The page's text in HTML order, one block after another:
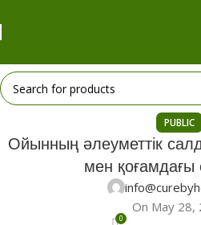
PUBLIC
Ойынның әлеуметтік
мен қоғамдағы
On May 28,
0